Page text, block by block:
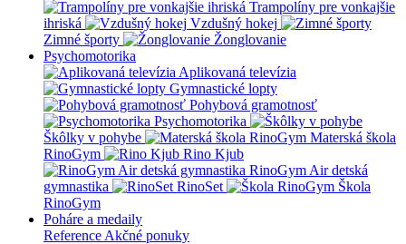
Trampolíny pre vonkajšie
ihriská
Vzdušný hokej
Zimné športy
Žonglovanie
Psychomotorika
Aplikovaná televízia
Gymnastické lopty
Pohybová gramotnosť
Psychomotorika
Škôlky v pohybe
Materská škola
RinoGym
Rino Kjub
RinoGym Air detská
gymnastika
RinoSet
Škola
RinoGym
Poháre a medaily
Reference Akčné ponuky